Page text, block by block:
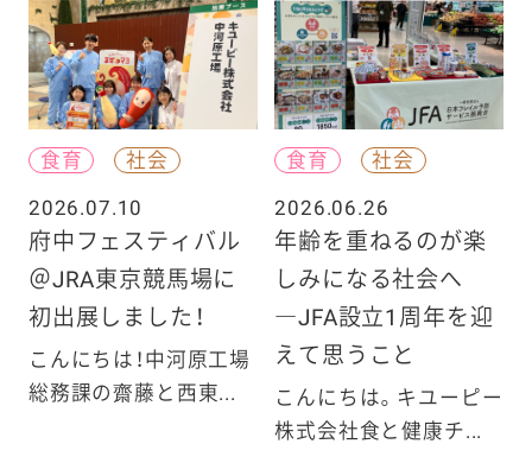
食育
社会
2026.07.10
府中フェスティバル
＠JRA東京競馬場に
初出展しました！
こんにちは！中河原工場
総務課の齋藤と西東...
食育
社会
2026.06.26
年齢を重ねるのが楽
しみになる社会へ
―JFA設立1周年を迎
えて思うこと
こんにちは。キユーピー
株式会社食と健康チ...